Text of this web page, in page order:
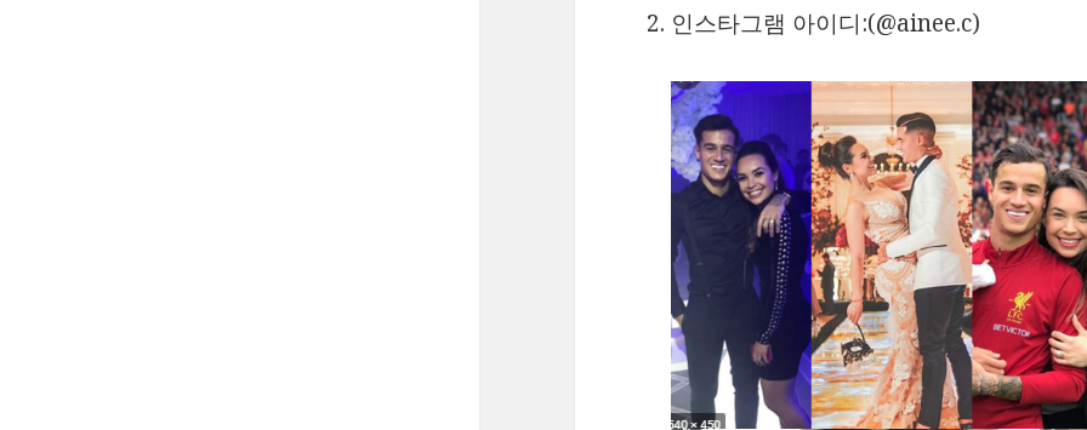
인스타그램 아이디:(@ainee.c)